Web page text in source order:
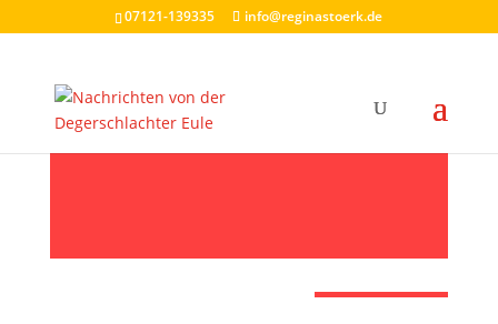
07121-139335 info@reginastoerk.de